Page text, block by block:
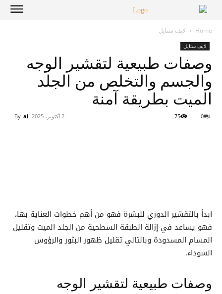
Home لايف ستايل
لايف ستايل
وصفات طبيعية لتقشير الوجه
والجسم والتخلص من الجلد
الميت بطريقة آمنة
By ai
- 2 أكتوبر، 2025 0
75
ابدأ بالتقشير الدوري للبشرة فهو من أهم خطوات العناية بها،
فهو يساعد في إزالة الطبقة السطحية من الجلد الميت وتقليل
المسام المسدودة وبالتالي تقليل ظهور البثور والرؤوس
السوداء.
وصفات طبيعية لتقشير الوجه